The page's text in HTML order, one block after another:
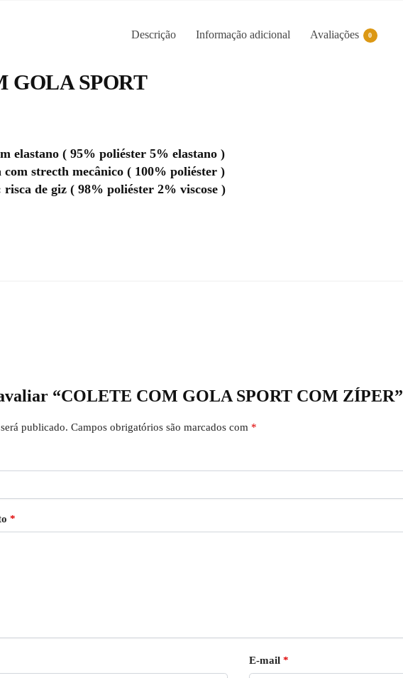
Descrição Informação adicional Avaliações 0
GOLA SPORT
elastano ( 95% poliéster 5% elastano )
strecth mecânico ( 100% poliéster )
de giz ( 98% poliéster 2% viscose )
“COLETE COM GOLA SPORT COM ZÍPER”
publicado. Campos obrigatórios são marcados com *
*
E-mail *